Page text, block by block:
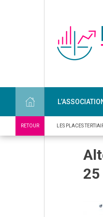
RETOUR LES PLACES
25